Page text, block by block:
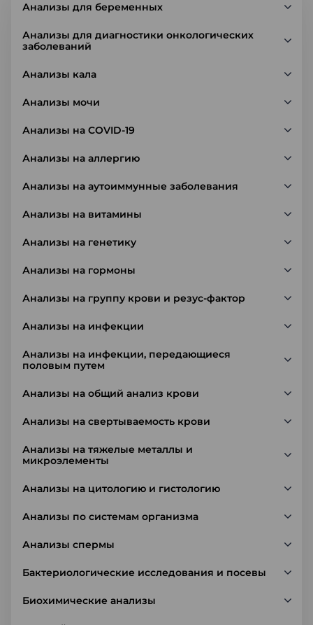
Анализы для беременных
Анализы для диагностики онкологических
заболеваний
Анализы кала
Анализы мочи
Анализы на COVID-19
Анализы на аллергию
Анализы на аутоиммунные заболевания
Анализы на витамины
Анализы на генетику
Анализы на гормоны
Анализы на группу крови и резус-фактор
Анализы на инфекции
Анализы на инфекции, передающиеся
половым путем
Анализы на общий анализ крови
Анализы на свертываемость крови
Анализы на тяжелые металлы и
микроэлементы
Анализы на цитологию и гистологию
Анализы по системам организма
Анализы спермы
Бактериологические исследования и посевы
Биохимические анализы